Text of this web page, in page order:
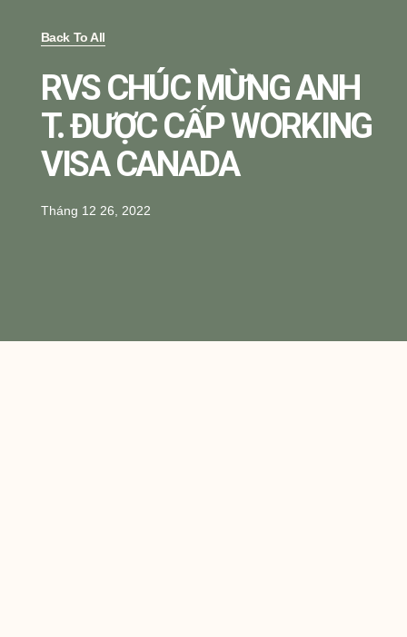
Back To All
RVS CHÚC MỪNG ANH
T. ĐƯỢC CẤP WORKING
VISA CANADA
Tháng 12 26, 2022